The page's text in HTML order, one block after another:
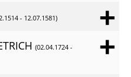
- 12.07.1581)
(02.04.1724 -